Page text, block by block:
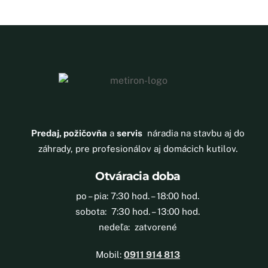
Predaj, požičovňa a servisnáradia na stavbu aj do
záhrady, pre profesionálov aj domácich kutilov.
Otváracia doba
po – pia: 7:30 hod. – 18:00 hod.
sobota: 7:30 hod. – 13:00 hod.
nedeľa: zatvorené
Mobil: 0911 914 813